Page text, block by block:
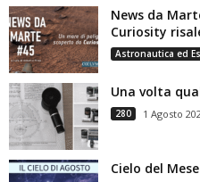
News da
Curiosity
Astronautica ed
Una volta
280 1 Agosto
Cielo del